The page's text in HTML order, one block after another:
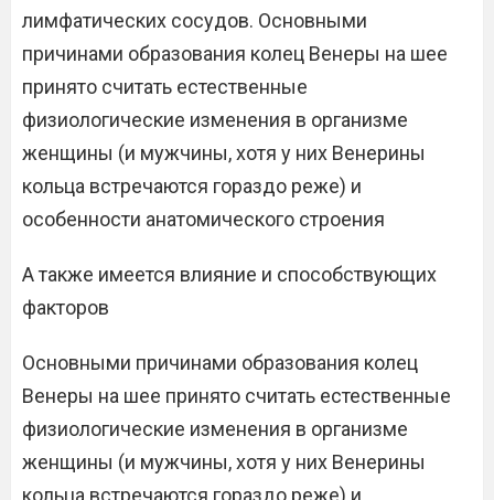
лимфатических сосудов. Основными
причинами образования колец Венеры на шее
принято считать естественные
физиологические изменения в организме
женщины (и мужчины, хотя у них Венерины
кольца встречаются гораздо реже) и
особенности анатомического строения
А также имеется влияние и способствующих
факторов
Основными причинами образования колец
Венеры на шее принято считать естественные
физиологические изменения в организме
женщины (и мужчины, хотя у них Венерины
кольца встречаются гораздо реже) и